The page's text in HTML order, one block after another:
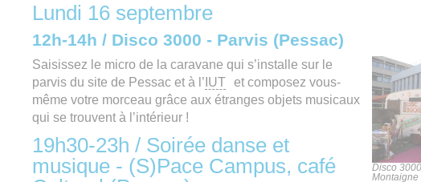
Lundi 16 septembre
12h-14h / Disco 3000 - Parvis (Pessac)
Disco
Montaigne
Saisissez le micro de la caravane qui s’installe sur le
parvis du site de Pessac et à l’ IUT et composez vous-
même votre morceau grâce aux étranges objets musicaux
qui se trouvent à l’intérieur !
19h30-23h / Soirée danse et
musique - (S)Pace Campus, café